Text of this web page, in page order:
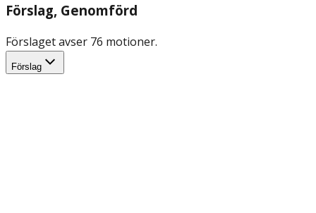
Förslag, Genomförd
Förslaget avser 76 motioner.
Förslag